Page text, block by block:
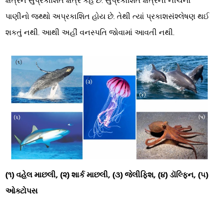
પાણીનો જથ્થો અપ્રકાશિત હોય છે. તેથી ત્યાં પ્રકાશસંશ્લેષણ થઈ
શકતું નથી. આથી અહીં વનસ્પતિ જોવામાં આવતી નથી.
(૧) વહેલ માછલી, (૨) શાર્ક માછલી, (૩) જેલીફિશ, (૪) ડૉલ્ફિન, (૫)
ઓક્ટોપસ